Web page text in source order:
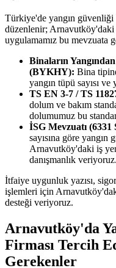
Türkiye'de yangın güvenliği
düzenlenir; Arnavutköy'daki
uygulamamız bu mevzuata
Binaların
(BYKHY): Bina
yangın tüpü sayısı
TS EN 3-7 / TS
dolum ve bakım
dolumumuz bu
İSG Mevzuatı (6331
sayısına göre
Arnavutköy'daki iş
danışmanlık veriyoruz.
İtfaiye uygunluk yazısı,
işlemleri için
desteği veriyoruz.
Arnavutköy'da
Firması Tercih
Gerekenler